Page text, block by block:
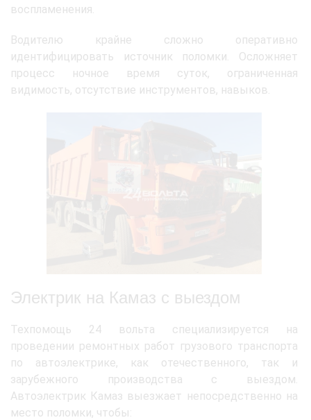
воспламенения.
Водителю крайне сложно оперативно
идентифицировать источник поломки. Осложняет
процесс ночное время суток, ограниченная
видимость, отсутствие инструментов, навыков.
Электрик на Камаз с выездом
Техпомощь 24 вольта специализируется на
проведении ремонтных работ грузового транспорта
по автоэлектрике, как отечественного, так и
зарубежного производства с выездом.
Автоэлектрик Камаз выезжает непосредственно на
место поломки, чтобы: